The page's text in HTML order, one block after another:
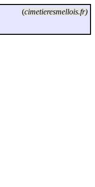
(cimetieresmellois.fr)